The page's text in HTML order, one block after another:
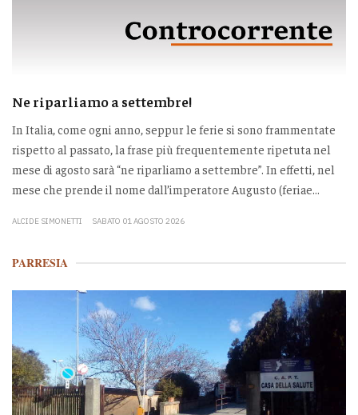
Ne riparliamo a settembre!
In Italia, come ogni anno, seppur le ferie si sono frammentate
rispetto al passato, la frase più frequentemente ripetuta nel
mese di agosto sarà “ne riparliamo a settembre”. In effetti, nel
mese che prende il nome dall’imperatore Augusto (feriae...
ALCIDE SIMONETTI SABATO 01 AGOSTO 2026
PARRESIA